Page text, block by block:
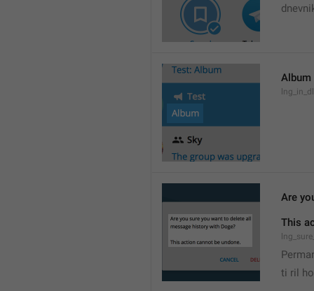
Album
Are
This
ti ril